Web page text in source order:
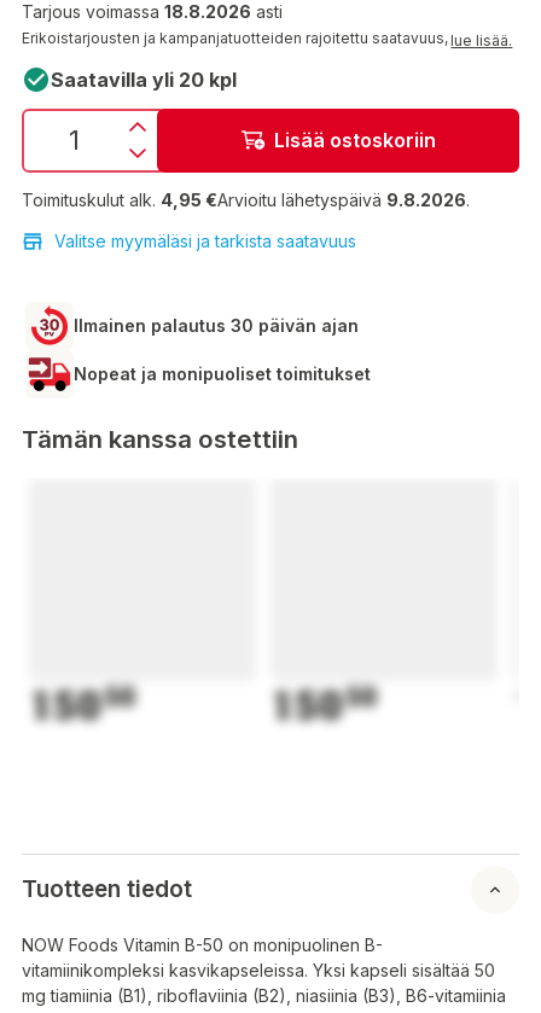
Tarjous voimassa 18.8.2026 asti
Erikoistarjousten ja kampanjatuotteiden rajoitettu saatavuus,lue lisää.
Saatavilla yli 20 kpl
Lisää ostoskoriin
Toimituskulut alk. 4,95 €Arvioitu lähetyspäivä 9.8.2026.
Valitse myymäläsi ja tarkista saatavuus
Ilmainen palautus 30 päivän ajan
Nopeat ja monipuoliset toimitukset
Tämän kanssa ostettiin
15050 15050
Tuotteen tiedot
NOW Foods Vitamin B-50 on monipuolinen B-
vitamiinikompleksi kasvikapseleissa. Yksi kapseli sisältää 50
mg tiamiinia (B1), riboflaviinia (B2), niasiinia (B3), B6-vitamiinia